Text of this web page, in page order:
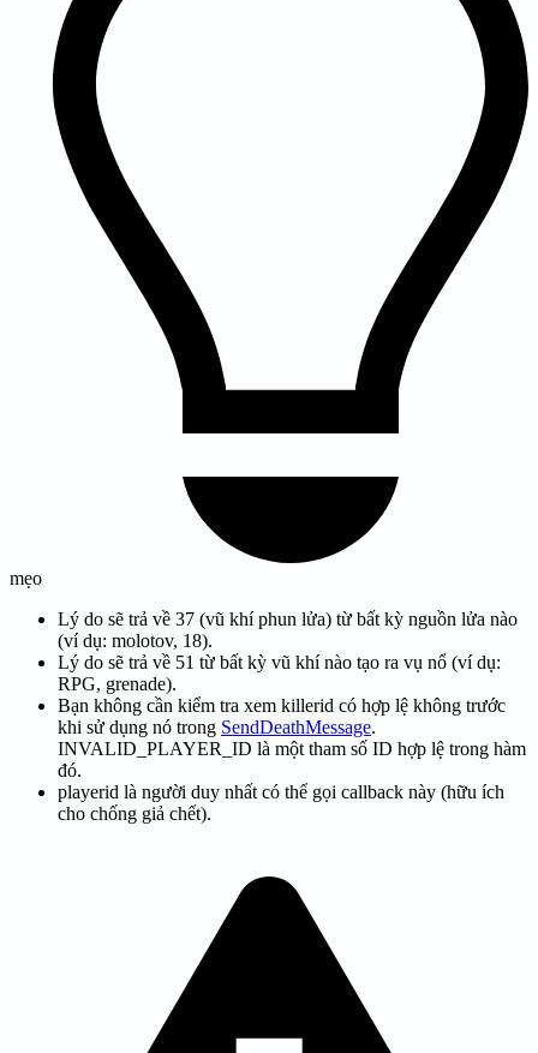
mẹo
Lý do sẽ trả về 37 (vũ khí phun lửa) từ bất kỳ nguồn lửa nào
(ví dụ: molotov, 18).
Lý do sẽ trả về 51 từ bất kỳ vũ khí nào tạo ra vụ nổ (ví dụ:
RPG, grenade).
Bạn không cần kiểm tra xem killerid có hợp lệ không trước
khi sử dụng nó trong SendDeathMessage.
INVALID_PLAYER_ID là một tham số ID hợp lệ trong hàm
đó.
playerid là người duy nhất có thể gọi callback này (hữu ích
cho chống giả chết).